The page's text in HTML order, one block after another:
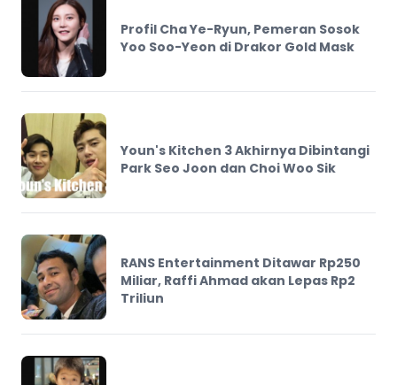
Profil Cha Ye-Ryun, Pemeran Sosok
Yoo Soo-Yeon di Drakor Gold Mask
Youn's Kitchen 3 Akhirnya Dibintangi
Park Seo Joon dan Choi Woo Sik
RANS Entertainment Ditawar Rp250
Miliar, Raffi Ahmad akan Lepas Rp2
Triliun